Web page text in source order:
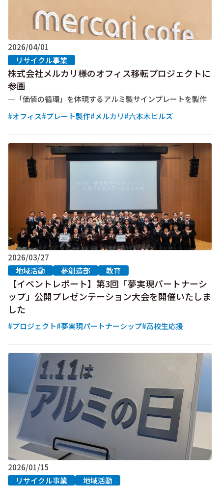
2026/04/01
リサイクル事業
株式会社メルカリ様のオフィス移転プロジェクトに
参画
―「価値の循環」を体現するアルミ製サインプレートを製作
#オフィス#プレート製作#メルカリ#六本木ヒルズ
2026/03/27
地域活動
夢創造部 教育
【イベントレポート】第3回「夢実現パートナーシ
ップ」公開プレゼンテーション大会を開催いたしま
した
#プロジェクト#夢実現パートナーシップ#高校生応援
2026/01/15
リサイクル事業
地域活動